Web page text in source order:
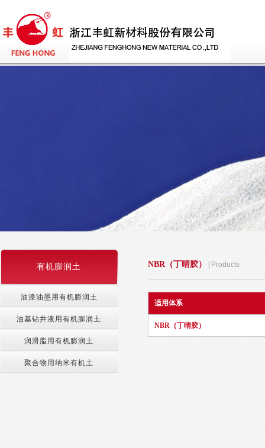
有机膨润土
油漆油墨用有机膨润土
油基钻井液用有机膨润土
润滑脂用有机膨润土
聚合物用纳米有机土
NBR（丁晴胶） Products
适用体系
NBR（丁晴胶）